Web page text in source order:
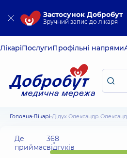
Застосунок Добробут
Зручний запис до лікаря
ЛікаріПослугиПрофільні напрями
Головна Лікарі Дідух Олександр
Де
приймає
368
відгуків